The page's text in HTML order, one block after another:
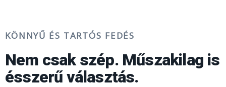
KÖNNYŰ ÉS TARTÓS FEDÉS
Nem csak szép. Műszakilag is
ésszerű választás.